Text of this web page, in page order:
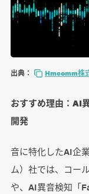
出典： Hmcomm株
おすすめ理由：AI
開発
音に特化したAI企
ム）社では、コー
や、AI異音検知「